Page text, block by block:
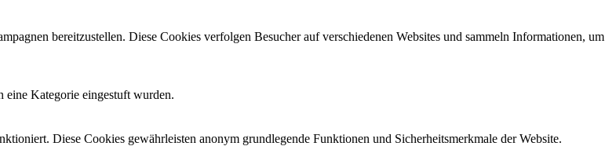
bereitzustellen. Diese Cookies verfolgen Besucher auf verschiedenen Websites und sammeln Informationen, um
eine Kategorie eingestuft wurden.
Diese Cookies gewährleisten anonym grundlegende Funktionen und Sicherheitsmerkmale der Website.